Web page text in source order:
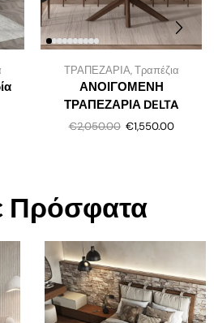
ΤΡΑΠΕΖΑΡΙΑ,Τραπέζια
ΑΝΟΙΓΟΜΕΝΗ
ΤΡΑΠΕΖΑΡΙΑ DELTA
€2,050.00 €1,550.00
Πρόσφατα